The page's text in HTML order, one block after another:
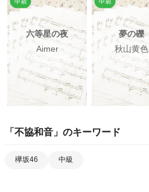
六等星の夜
Aimer
夢の礫
秋山黄色
「 不協和音 」のキーワード
欅坂46 中級